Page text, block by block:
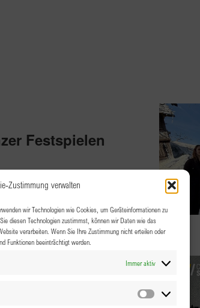
Zustimmung verwalten
wir Technologien wie Cookies, um Geräteinformationen zu
diesen Technologien zustimmst, können wir Daten wie das
verarbeiten. Wenn Sie Ihre Zustimmung nicht erteilen oder
Funktionen beeinträchtigt werden.
Immer aktiv
Statistiken
Festspielen